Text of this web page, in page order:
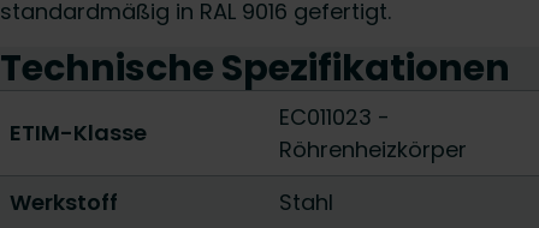
standardmäßig in RAL 9016 gefertigt.
Technische Spezifikationen
ETIM-Klasse
EC011023 -
Röhrenheizkörper
Werkstoff
Stahl